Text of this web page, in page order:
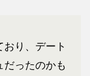
り、デート
だったのかも